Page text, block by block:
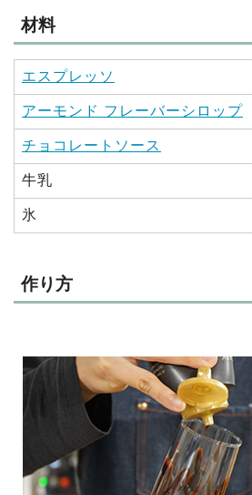
材料
エスプレッソ
アーモンド フレーバーシロップ
チョコレートソース
牛乳
氷
作り方